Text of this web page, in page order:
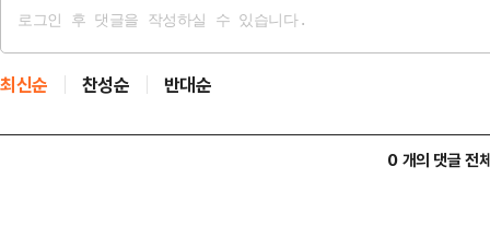
최신순 찬성순 반대순
0 개의 댓글 전